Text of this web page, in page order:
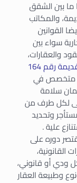
ما بين الشقق
والمكاتب
القوانين
سواء بين
والعقارات،
وخاصة بعد صدور تعديل قانون الايجارات القديمة رقم 164
متخصص في
سلامة
لكل طرف من
وتحديد
علية .
دوره على
ودي أو قانوني،
وطبيعة العقار